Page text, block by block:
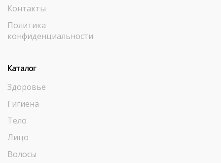
Контакты
Политика
конфиденциальности
Каталог
Здоровье
Гигиена
Тело
Лицо
Волосы